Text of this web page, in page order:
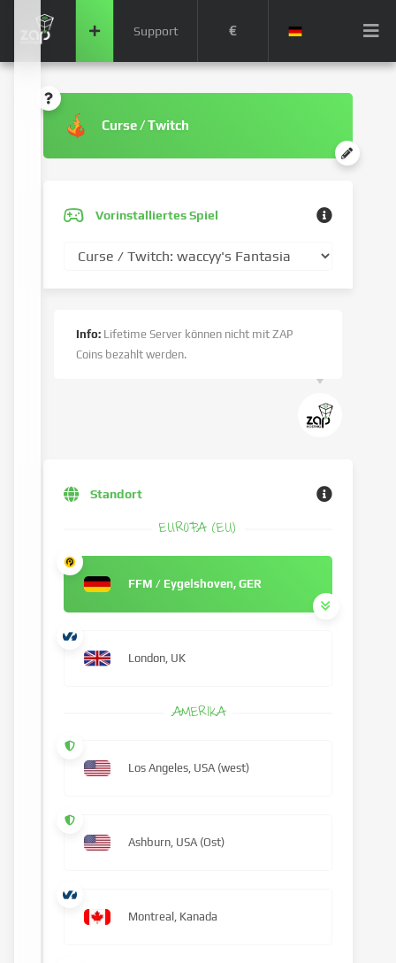
Support €
Curse / Twitch
Vorinstalliertes Spiel
Info: Lifetime Server können nicht mit ZAP
Coins bezahlt werden.
Standort
EUROPA (EU)
FFM / Eygelshoven, GER
London, UK
AMERIKA
Los Angeles, USA (west)
Ashburn, USA (Ost)
Montreal, Kanada